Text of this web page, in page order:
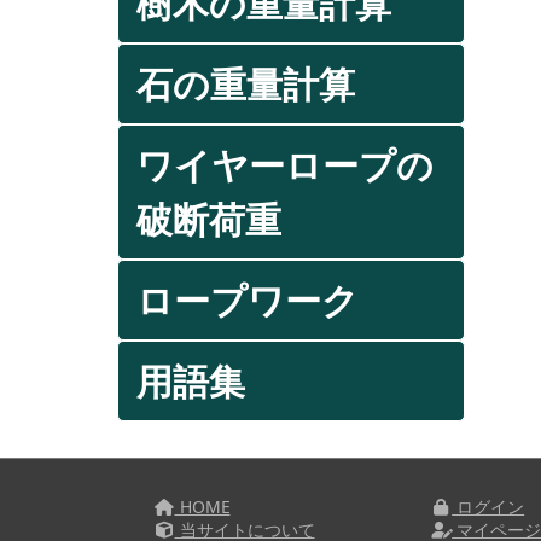
石の重量計算
ワイヤーロープの
破断荷重
ロープワーク
用語集
HOME
当サイトについて
ログイン
マイページ